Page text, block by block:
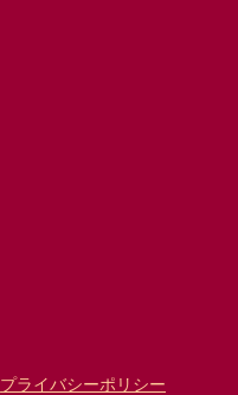
プライバシーポリシー